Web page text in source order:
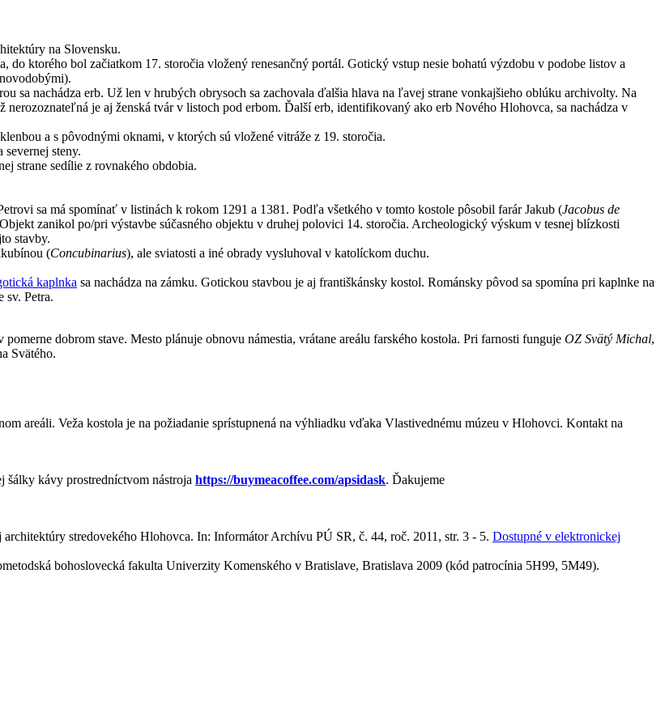
na Slovensku.
do ktorého bol začiatkom 17. storočia vložený renesančný portál. Gotický vstup nesie bohatú výzdobu v podobe listov a
sa nachádza erb. Už len v hrubých obrysoch sa zachovala ďalšia hlava na ľavej strane vonkajšieho oblúku archivolty. Na
je aj ženská tvár v listoch pod erbom. Ďalší erb, identifikovaný ako erb Nového Hlohovca, sa nachádza v
a s pôvodnými oknami, v ktorých sú vložené vitráže z 19. storočia.
severnej steny.
strane sedílie z rovnakého obdobia.
sa má spomínať v listinách k rokom 1291 a 1381. Podľa všetkého v tomto kostole pôsobil farár Jakub (Jacobus de
zanikol po/pri výstavbe súčasného objektu v druhej polovici 14. storočia. Archeologický výskum v tesnej blízkosti
stavby.
(Concubinarius), ale sviatosti a iné obrady vysluhoval v katolíckom duchu.
kaplnka sa nachádza na zámku. Gotickou stavbou je aj františkánsky kostol. Románsky pôvod sa spomína pri kaplnke na
sv. Petra.
pomerne dobrom stave. Mesto plánuje obnovu námestia, vrátane areálu farského kostola. Pri farnosti funguje OZ Svätý Michal,
Svätého.
areáli. Veža kostola je na požiadanie sprístupnená na výhliadku vďaka Vlastivednému múzeu v Hlohovci. Kontakt na
kávy prostredníctvom nástroja https://buymeacoffee.com/apsidask. Ďakujeme
stredovekého Hlohovca. In: Informátor Archívu PÚ SR, č. 44, roč. 2011, str. 3 - 5. Dostupné v elektronickej
bohoslovecká fakulta Univerzity Komenského v Bratislave, Bratislava 2009 (kód patrocínia 5H99, 5M49).